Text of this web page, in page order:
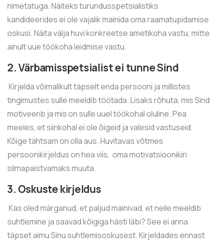
nimetatuga. Näiteks turundusspetsialistiks
kandideerides ei ole vajalik mainida oma raamatupidamise
oskusi. Näita välja huvi konkreetse ametikoha vastu, mitte
ainult uue töökoha leidmise vastu.
2. Värbamisspetsialist ei tunne Sind
Kirjelda võimalikult täpselt enda persooni ja millistes
tingimustes sulle meeldib töötada. Lisaks rõhuta, mis Sind
motiveerib ja mis on sulle uuel töökohal oluline. Pea
meeles, et siinkohal ei ole õigeid ja valesid vastuseid.
Kõige tähtsam on olla aus. Huvitavas võtmes
persoonikirjeldus on hea viis, oma motivatsioonikiri
silmapaistvamaks muuta.
3. Oskuste kirjeldus
Kas oled märganud, et paljud mainivad, et neile meeldib
suhtlemine ja saavad kõigiga hästi läbi? See ei anna
täpset aimu Sinu suhtlemisoskusest. Kirjeldades ennast